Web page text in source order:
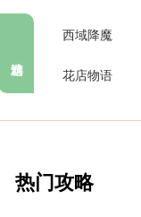
西域降魔
花店物语
热门攻略